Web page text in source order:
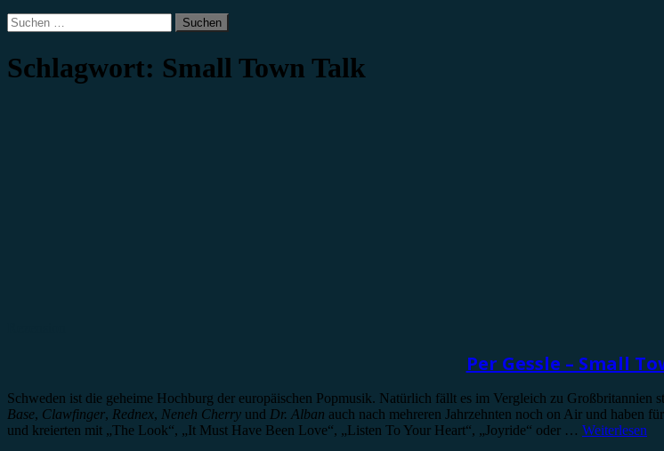
Suchen
nach:
Schlagwort: Small Town Talk
Per Gessle – Small
Schweden ist die geheime Hochburg der europäischen Popmusik. Natürlich fällt es im Vergleich zu Großbritannien
Base, Clawfinger, Rednex, Neneh Cherry und Dr. Alban auch nach mehreren Jahrzehnten noch on Air und haben
und kreierten mit „The Look“, „It Must Have Been Love“, „Listen To Your Heart“, „Joyride“ oder … Weiterlesen